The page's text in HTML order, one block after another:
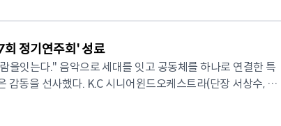
택해 지원할 수 있으나 전일 근무 가능자를 우선 선발하며, 우
진행할 수 있다. 지원 희망자는 이름, 연락처,
희망 포지션, 간단한 자기소개를 작성해 이메일
으로 접수하면 된다. 마이존
해 현지 동포들과 교류하는 다채로운 프로그램들로 구성됐다.
러리(Fairview Library Unit 401)에서 열리는 '무대 연출 및
오 반의 이강선 연출가가 강사로 나서 무대 연출 및 뮤지컬 배
며 신청자에게는 개별 안내
회 정기연주회' 성료
체를 하나로 연결한 특
윈드오케스트라(단장 서상수, 지
토론토 트리니티 장로교회(Trinity Presbyterian Church)에